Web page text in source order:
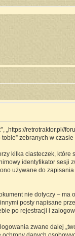
retrotraktor.pl//
tobie” zebranych w
kilka ciasteczek, które
identyfikator sesji
używane do
nie dotyczy – ma
posty napisane
po rejestracji i
zwane dalej